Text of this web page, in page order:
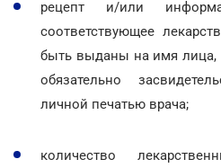
рецепт и/или
соответствующее
быть выданы на имя лица,
обязательно
личной печатью врача;
количество